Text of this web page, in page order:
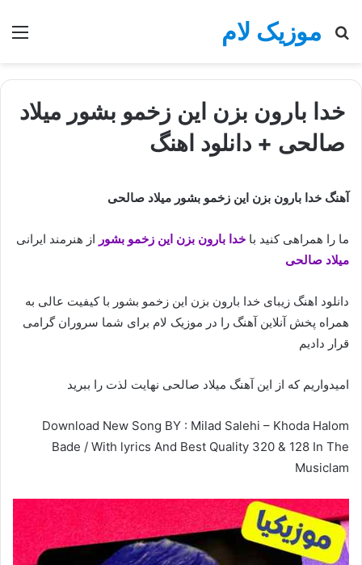
موزیک لام
جستجو
خدا بارون بزن این زخمو بشور میلاد
صالحی + دانلود اهنگ
آهنگ خدا بارون بزن این زخمو بشور میلاد صالحی
ما را همراهی کنید با خدا بارون بزن این زخمو بشور از هنرمند ایرانی
میلاد صالحی
دانلود اهنگ زیبای خدا بارون بزن این زخمو بشور با کیفیت عالی به
همراه پخش آنلاین آهنگ را در موزیک لام برای شما سروران گرامی
قرار دادیم
امیدواریم که از این آهنگ میلاد صالحی نهایت لذت را ببرید
Download New Song BY : Milad Salehi – Khoda Halom
Bade / With lyrics And Best Quality 320 & 128 In The
Musiclam